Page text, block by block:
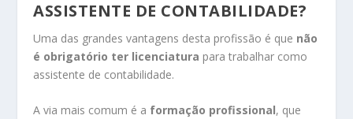
ASSISTENTE DE CONTABILIDADE?
Uma das grandes vantagens desta profissão é que não
é obrigatório ter licenciatura para trabalhar como
assistente de contabilidade.
A via mais comum é a formação profissional, que